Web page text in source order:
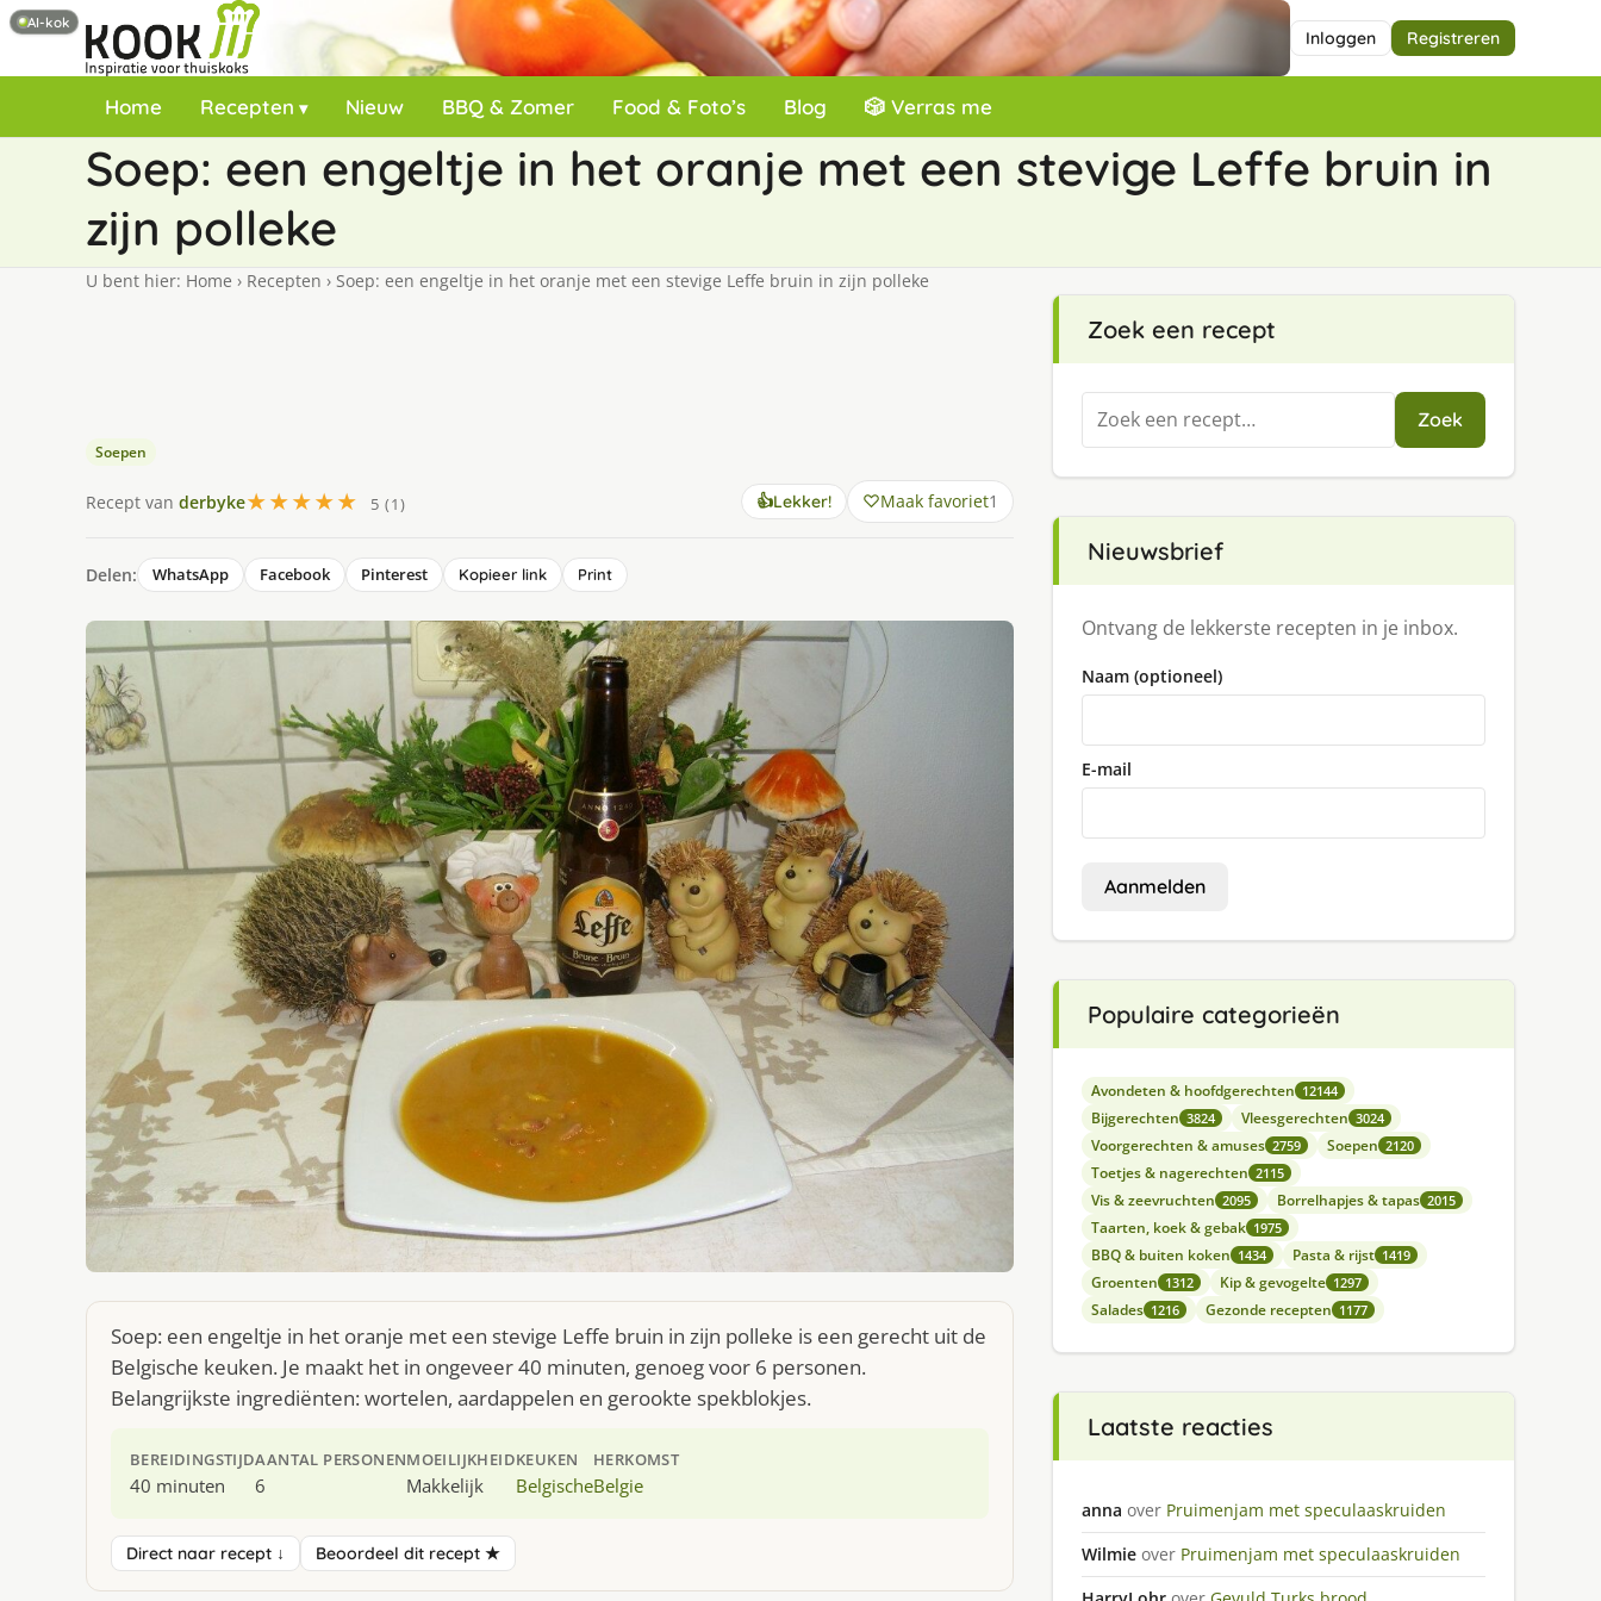
Inloggen Registreren
Home Recepten Nieuw BBQ & Zomer Food & Foto’s Blog 🎲 Verras me
Soep: een engeltje in het oranje met een stevige Leffe bruin in
zijn polleke
U bent hier: Home › Recepten › Soep: een engeltje in het oranje met een stevige Leffe bruin in zijn polleke
Soepen
Recept van derbyke★★★★★ 5 (1) 👍Lekker! Maak favoriet1
Delen: WhatsApp Facebook Pinterest Kopieer link Print
Soep: een engeltje in het oranje met een stevige Leffe bruin in zijn polleke is een gerecht uit de
Belgische keuken. Je maakt het in ongeveer 40 minuten, genoeg voor 6 personen.
Belangrijkste ingrediënten: wortelen, aardappelen en gerookte spekblokjes.
BEREIDINGSTIJD
40 minuten
AANTAL PERSONEN
6
MOEILIJKHEID
Makkelijk
KEUKEN
Belgische
HERKOMST
Belgie
Direct naar recept ↓ Beoordeel dit recept ★
Zoek een recept
Zoeken
naar:
Zoek
Nieuwsbrief
Ontvang de lekkerste recepten in je inbox.
Naam (optioneel)
E-mail
Aanmelden
Populaire categorieën
Avondeten & hoofdgerechten 12144
Bijgerechten 3824 Vleesgerechten 3024
Voorgerechten & amuses 2759 Soepen 2120
Toetjes & nagerechten 2115
Vis & zeevruchten 2095 Borrelhapjes & tapas 2015
Taarten, koek & gebak 1975
BBQ & buiten koken 1434 Pasta & rijst 1419
Groenten 1312 Kip & gevogelte 1297
Salades 1216 Gezonde recepten 1177
Laatste reacties
anna over Pruimenjam met speculaaskruiden
Wilmie over Pruimenjam met speculaaskruiden
AI-kok